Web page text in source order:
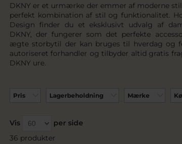
DKNY er et urmærke der emmer af moderne
perfekt kombination af stil og funktionalitet.
Design finder du et eksklusivt udvalg af
DKNY, der fungerer som det perfekte
ægte storbytil der kan bruges til hverdag og
autoriseret forhandler og tilbyder altid gratis
DKNY ure.
Pris Lagerbeholdning Mærke
Vis
per side
36 produkter